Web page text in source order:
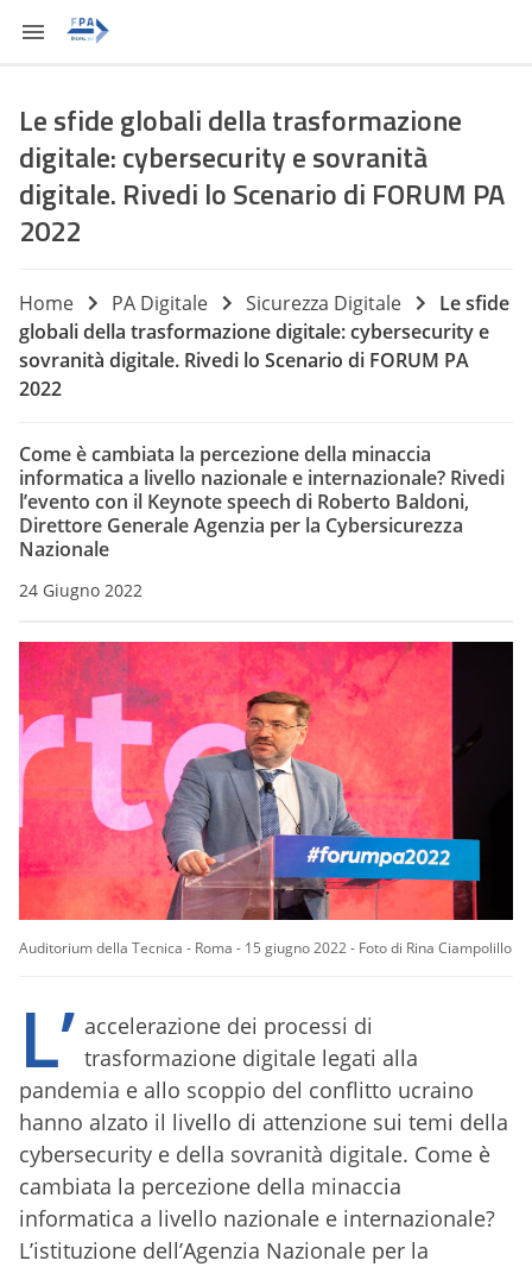
Le sfide globali della trasformazione
digitale: cybersecurity e sovranità
digitale. Rivedi lo Scenario di FORUM PA
2022
Home PA Digitale Sicurezza Digitale
Le sfide
globali della trasformazione digitale: cybersecurity e
sovranità digitale. Rivedi lo Scenario di FORUM PA
2022
Come è cambiata la percezione della minaccia
informatica a livello nazionale e internazionale? Rivedi
l’evento con il Keynote speech di Roberto Baldoni,
Direttore Generale Agenzia per la Cybersicurezza
Nazionale
24 Giugno 2022
Auditorium della Tecnica - Roma - 15 giugno 2022 - Foto di Rina Ciampolillo
L’ accelerazione dei processi di
trasformazione digitale legati alla
pandemia e allo scoppio del conflitto ucraino
hanno alzato il livello di attenzione sui temi della
cybersecurity e della sovranità digitale. Come è
cambiata la percezione della minaccia
informatica a livello nazionale e internazionale?
L’istituzione dell’Agenzia Nazionale per la